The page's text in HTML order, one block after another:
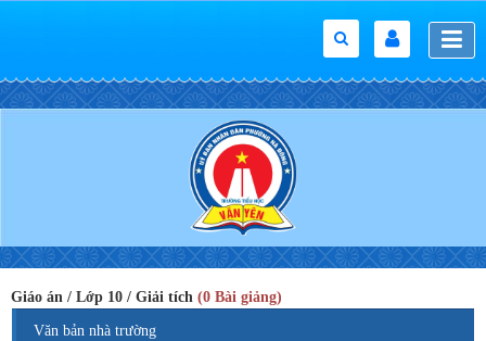
Giáo án / Lớp 10 / Giải tích (0 Bài giảng)
Văn bản nhà trường